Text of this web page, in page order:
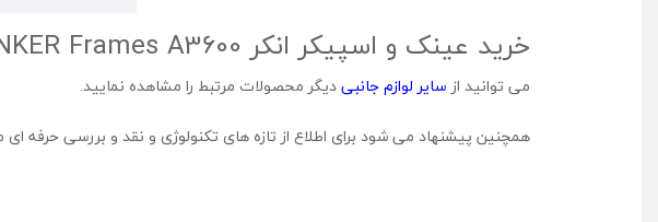
خرید عینک و اسپیکر انکر ANKER Frames A3600 در شهر جانبی هیلاتل
می توانید ازسایر لوازم جانبیدیگر محصولات مرتبط را مشاهده نمایید.
همچنین پیشنهاد می شود برای اطلاع از تازه های تکنولوژی و نقد و بررسی حرفه